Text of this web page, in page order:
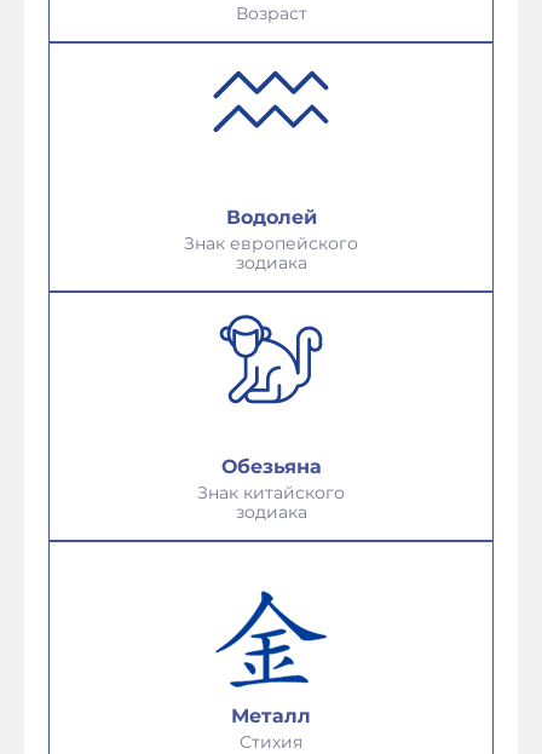
Возраст
Водолей
Знак европейского
зодиака
Обезьяна
Знак китайского
зодиака
Металл
Стихия